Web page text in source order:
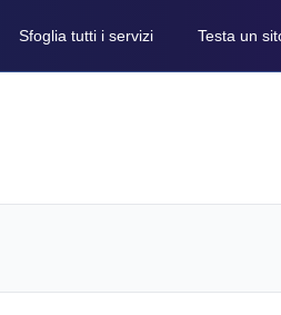
Sfoglia tutti i servizi Testa un